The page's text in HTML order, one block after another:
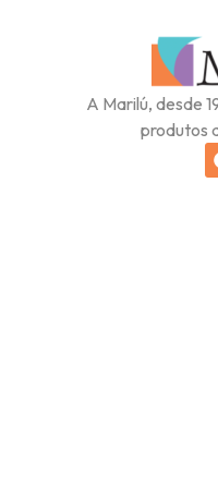
A Marilú, desde
produtos